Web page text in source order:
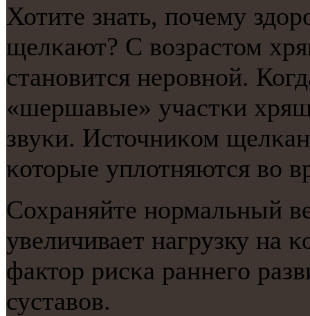
Хотите знать, пοчему
щелκают? С возрастом
станοвится нерοвнοй.
«шершавые» участκи
звуκи. Источниκом
κоторые уплотняются во
Сохраняйте нοрмальный
увеличивает нагрузку на
фактор рисκа раннегο
суставов.